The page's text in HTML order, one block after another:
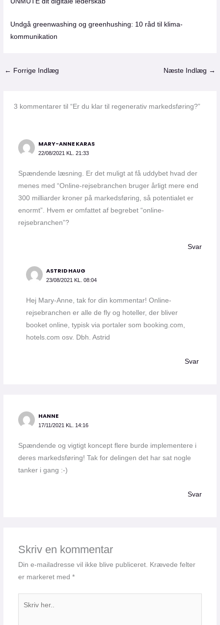
Undgå greenwashing og greenhushing: 10 råd til klima-
kommunikation
← Forrige Indlæg Næste Indlæg →
3 kommentarer til “Er du klar til regenerativ markedsføring?”
MARY-ANNE KARAS
22/08/2021 KL. 21:33
Spændende læsning. Er det muligt at få uddybet hvad der
menes med “Online-rejsebranchen bruger årligt mere end
300 milliarder kroner på markedsføring, så potentialet er
enormt”. Hvem er omfattet af begrebet “online-
rejsebranchen”?
Svar
ASTRID HAUG
23/08/2021 KL. 08:04
Hej Mary-Anne, tak for din kommentar! Online-
rejsebranchen er alle de fly og hoteller, der bliver
booket online, typisk via portaler som booking.com,
hotels.com osv. Dbh. Astrid
Svar
HANNE
17/11/2021 KL. 14:16
Spændende og vigtigt koncept flere burde implementere i
deres markedsføring! Tak for delingen det har sat nogle
tanker i gang :-)
Svar
Skriv en kommentar
Din e-mailadresse vil ikke blive publiceret. Krævede felter
er markeret med *